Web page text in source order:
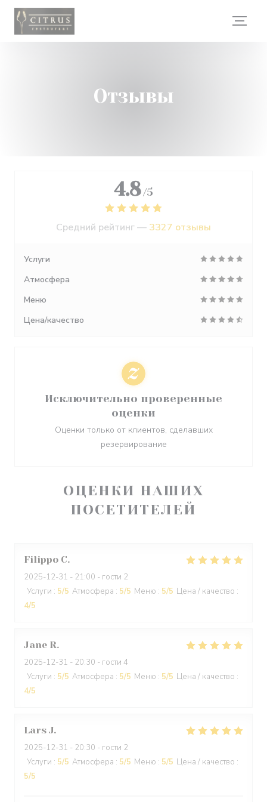
Панель управления cookies
Отзывы
ОЦЕНКИ НАШИХ
ПОСЕТИТЕЛЕЙ
Filippo C
2025-12-31 - 21:00 - гости 2
Услуги : 5/5 Атмосфера : 5/5 Меню : 5/5 Цена / качество :
4/5
Jane R
2025-12-31 - 20:30 - гости 4
Услуги : 5/5 Атмосфера : 5/5 Меню : 5/5 Цена / качество :
4/5
Lars J
2025-12-31 - 20:30 - гости 2
Услуги : 5/5 Атмосфера : 5/5 Меню : 5/5 Цена / качество :
5/5
4.8 /5
Средний рейтинг — 3327 отзывы
Услуги
Атмосфера
Меню
Цена/качество
Исключительно проверенные
оценки
Оценки только от клиентов, сделавших
резервирование